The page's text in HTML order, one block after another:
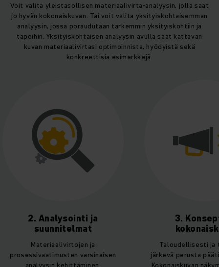
Voit valita yleistasollisen materiaalivirta-analyysin, jolla saat
jo hyvän kokonaiskuvan. Tai voit valita yksityiskohtaisemman
analyysin, jossa poraudutaan tarkemmin yksityiskohtiin ja
tapoihin. Yksityiskohtaisen analyysin avulla saat kattavan
kuvan materiaalivirtasi optimoinnista, hyödyistä sekä
konkreettisia esimerkkejä.
ja
ja
varsinaisen
3. Konsepti ja
kokonaiskuva
Taloudellisesti ja teknisesti
järkevä perusta päätöksenteolle.